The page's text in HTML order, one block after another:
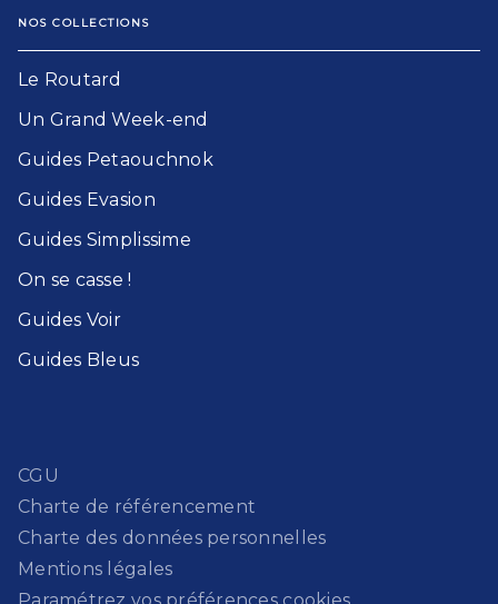
NOS COLLECTIONS
Le Routard​
Un Grand Week-end​
Guides Petaouchnok​
Guides Evasion​
Guides Simplissime​
On se casse !​
Guides Voir​
Guides Bleu​s
CGU
Charte de référencement
Charte des données personnelles
Mentions légales